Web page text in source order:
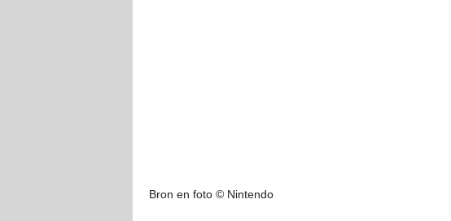
Bron en foto © Nintendo